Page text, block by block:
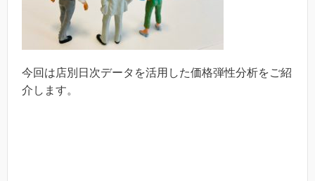
今回は店別日次データを活用した価格弾性分析をご紹
介します。